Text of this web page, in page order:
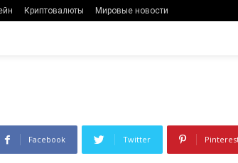
Криптовалюты Мировые новости
Facebook Twitter